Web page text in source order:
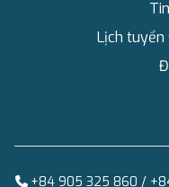
Lịch tuyển
+84 905 325 860 /